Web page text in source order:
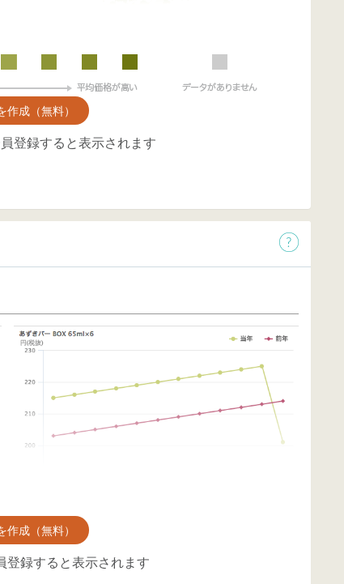
作成（無料）
登録すると表示されます
作成（無料）
登録すると表示されます